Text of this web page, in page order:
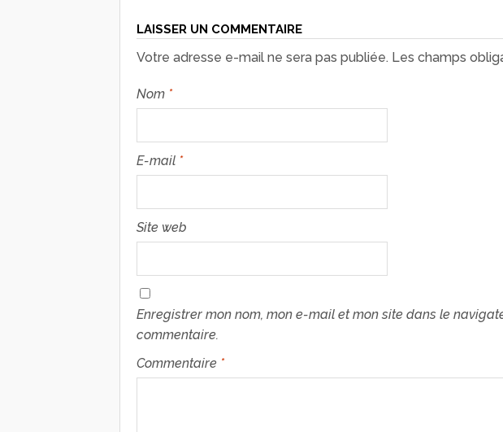
LAISSER UN COMMENTAIRE
Votre adresse e-mail ne sera pas publiée. Les champs
Nom *
E-mail *
Site web
Enregistrer mon nom, mon e-mail et mon site dans le
commentaire.
Commentaire *